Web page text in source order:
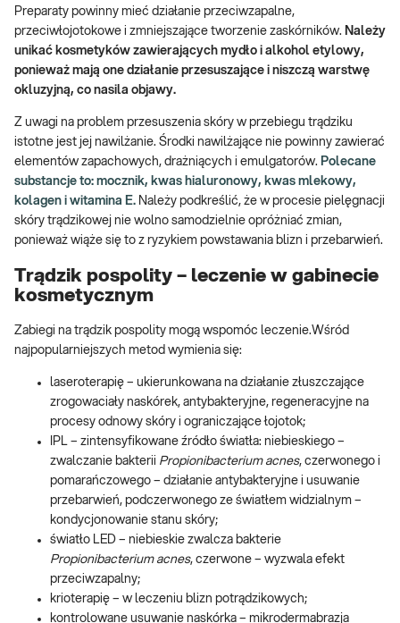
Preparaty powinny mieć działanie przeciwzapalne,
przeciwłojotokowe i zmniejszające tworzenie zaskórników. Należy
unikać kosmetyków zawierających mydło i alkohol etylowy,
ponieważ mają one działanie przesuszające i niszczą warstwę
okluzyjną, co nasila objawy.
Z uwagi na problem przesuszenia skóry w przebiegu trądziku
istotne jest jej nawilżanie. Środki nawilżające nie powinny zawierać
elementów zapachowych, drażniących i emulgatorów. Polecane
substancje to: mocznik, kwas hialuronowy, kwas mlekowy,
kolagen i witamina E. Należy podkreślić, że w procesie pielęgnacji
skóry trądzikowej nie wolno samodzielnie opróżniać zmian,
ponieważ wiąże się to z ryzykiem powstawania blizn i przebarwień.
Trądzik pospolity – leczenie w gabinecie
kosmetycznym
Zabiegi na trądzik pospolity mogą wspomóc leczenie.Wśród
najpopularniejszych metod wymienia się:
laseroterapię – ukierunkowana na działanie złuszczające
zrogowaciały naskórek, antybakteryjne, regeneracyjne na
procesy odnowy skóry i ograniczające łojotok;
IPL – zintensyfikowane źródło światła: niebieskiego –
zwalczanie bakterii Propionibacterium acnes, czerwonego i
pomarańczowego – działanie antybakteryjne i usuwanie
przebarwień, podczerwonego ze światłem widzialnym –
kondycjonowanie stanu skóry;
światło LED – niebieskie zwalcza bakterie
Propionibacterium acnes, czerwone – wyzwala efekt
przeciwzapalny;
krioterapię – w leczeniu blizn potrądzikowych;
kontrolowane usuwanie naskórka – mikrodermabrazja